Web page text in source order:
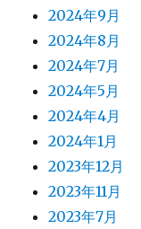
2024年9月
2024年8月
2024年7月
2024年5月
2024年4月
2024年1月
2023年12月
2023年11月
2023年7月